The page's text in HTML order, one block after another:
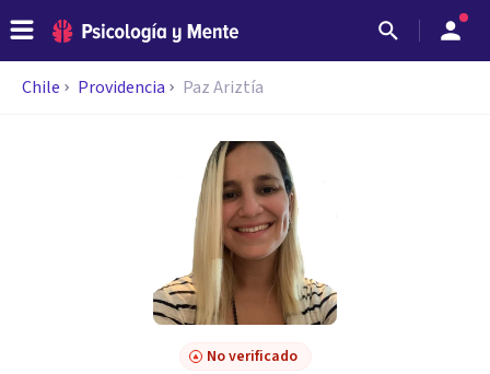
Chile Providencia Paz Ariztía
No verificado